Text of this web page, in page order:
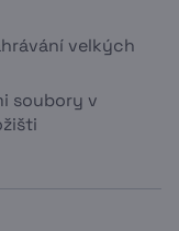
velkých
soubory v